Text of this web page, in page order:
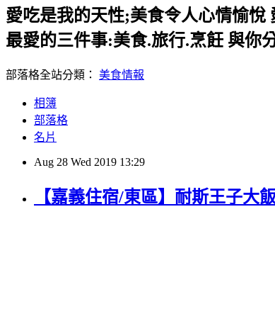
愛吃是我的天性;美食令人心情愉
最愛的三件事:美食.旅行.烹飪 與你
部落格全站分類： 美食情報
相簿
部落格
名片
Aug 28 Wed 2019 13:29
【嘉義住宿/東區】耐斯王子大